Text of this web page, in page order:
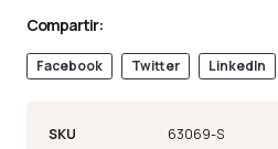
Compartir:
Facebook Twitter LinkedIn
SKU
63069-S